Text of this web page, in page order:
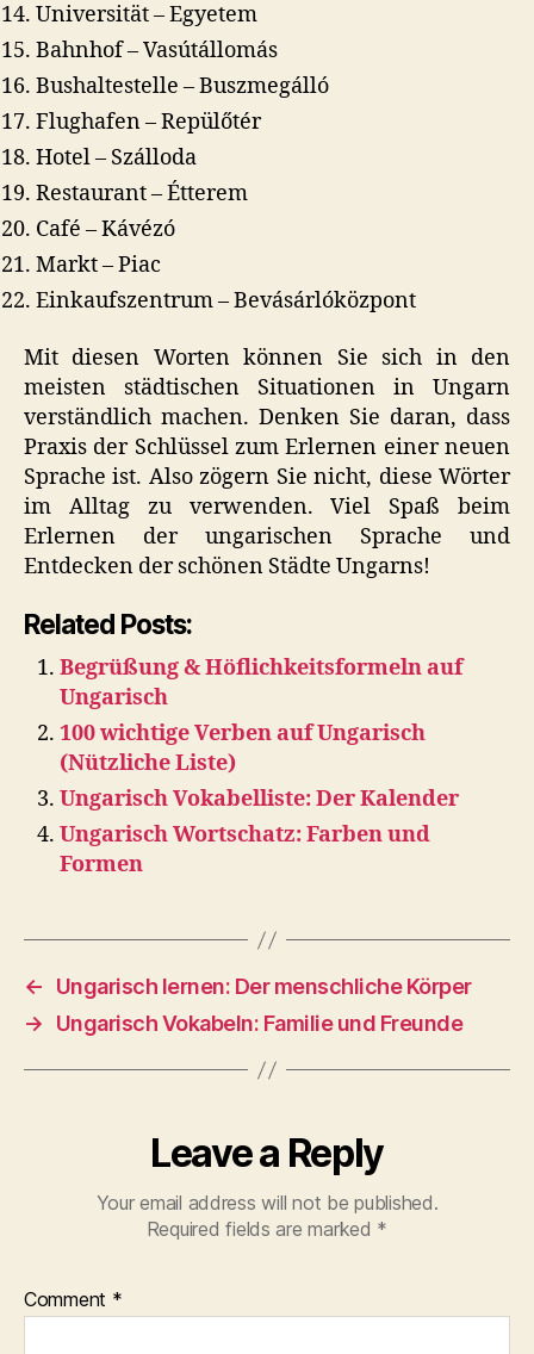
Universität – Egyetem
Bahnhof – Vasútállomás
Bushaltestelle – Buszmegálló
Flughafen – Repülőtér
Hotel – Szálloda
Restaurant – Étterem
Café – Kávézó
Markt – Piac
Einkaufszentrum – Bevásárlóközpont
Mit diesen Worten können Sie sich in den
meisten städtischen Situationen in Ungarn
verständlich machen. Denken Sie daran, dass
Praxis der Schlüssel zum Erlernen einer neuen
Sprache ist. Also zögern Sie nicht, diese Wörter
im Alltag zu verwenden. Viel Spaß beim
Erlernen der ungarischen Sprache und
Entdecken der schönen Städte Ungarns!
Related Posts:
Begrüßung & Höflichkeitsformeln auf
Ungarisch
100 wichtige Verben auf Ungarisch
(Nützliche Liste)
Ungarisch Vokabelliste: Der Kalender
Ungarisch Wortschatz: Farben und
Formen
←
Ungarisch lernen: Der menschliche Körper
→
Ungarisch Vokabeln: Familie und Freunde
Leave a Reply
Your email address will not be published.
Required fields are marked *
Comment *